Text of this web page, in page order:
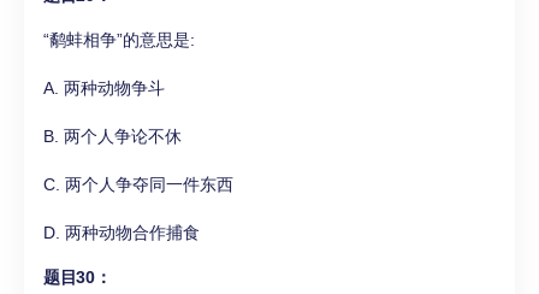
“鹬蚌相争”的意思是:
A. 两种动物争斗
B. 两个人争论不休
C. 两个人争夺同一件东西
D. 两种动物合作捕食
题目30：